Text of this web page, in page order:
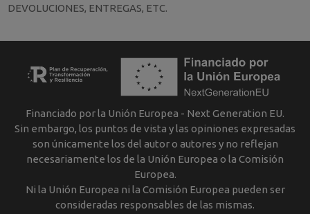
DEVOLUCIONES, ENTREGAS, ETC.
Financiado por la Unión Europea - Next Generation EU.
Sin embargo, los puntos de vista y las opiniones expresadas
son únicamente los del autor o autores y no reflejan
necesariamente los de la Unión Europea o la Comisión
Europea.
Ni la Unión Europea ni la Comisión Europea pueden ser
consideradas responsables de las mismas.